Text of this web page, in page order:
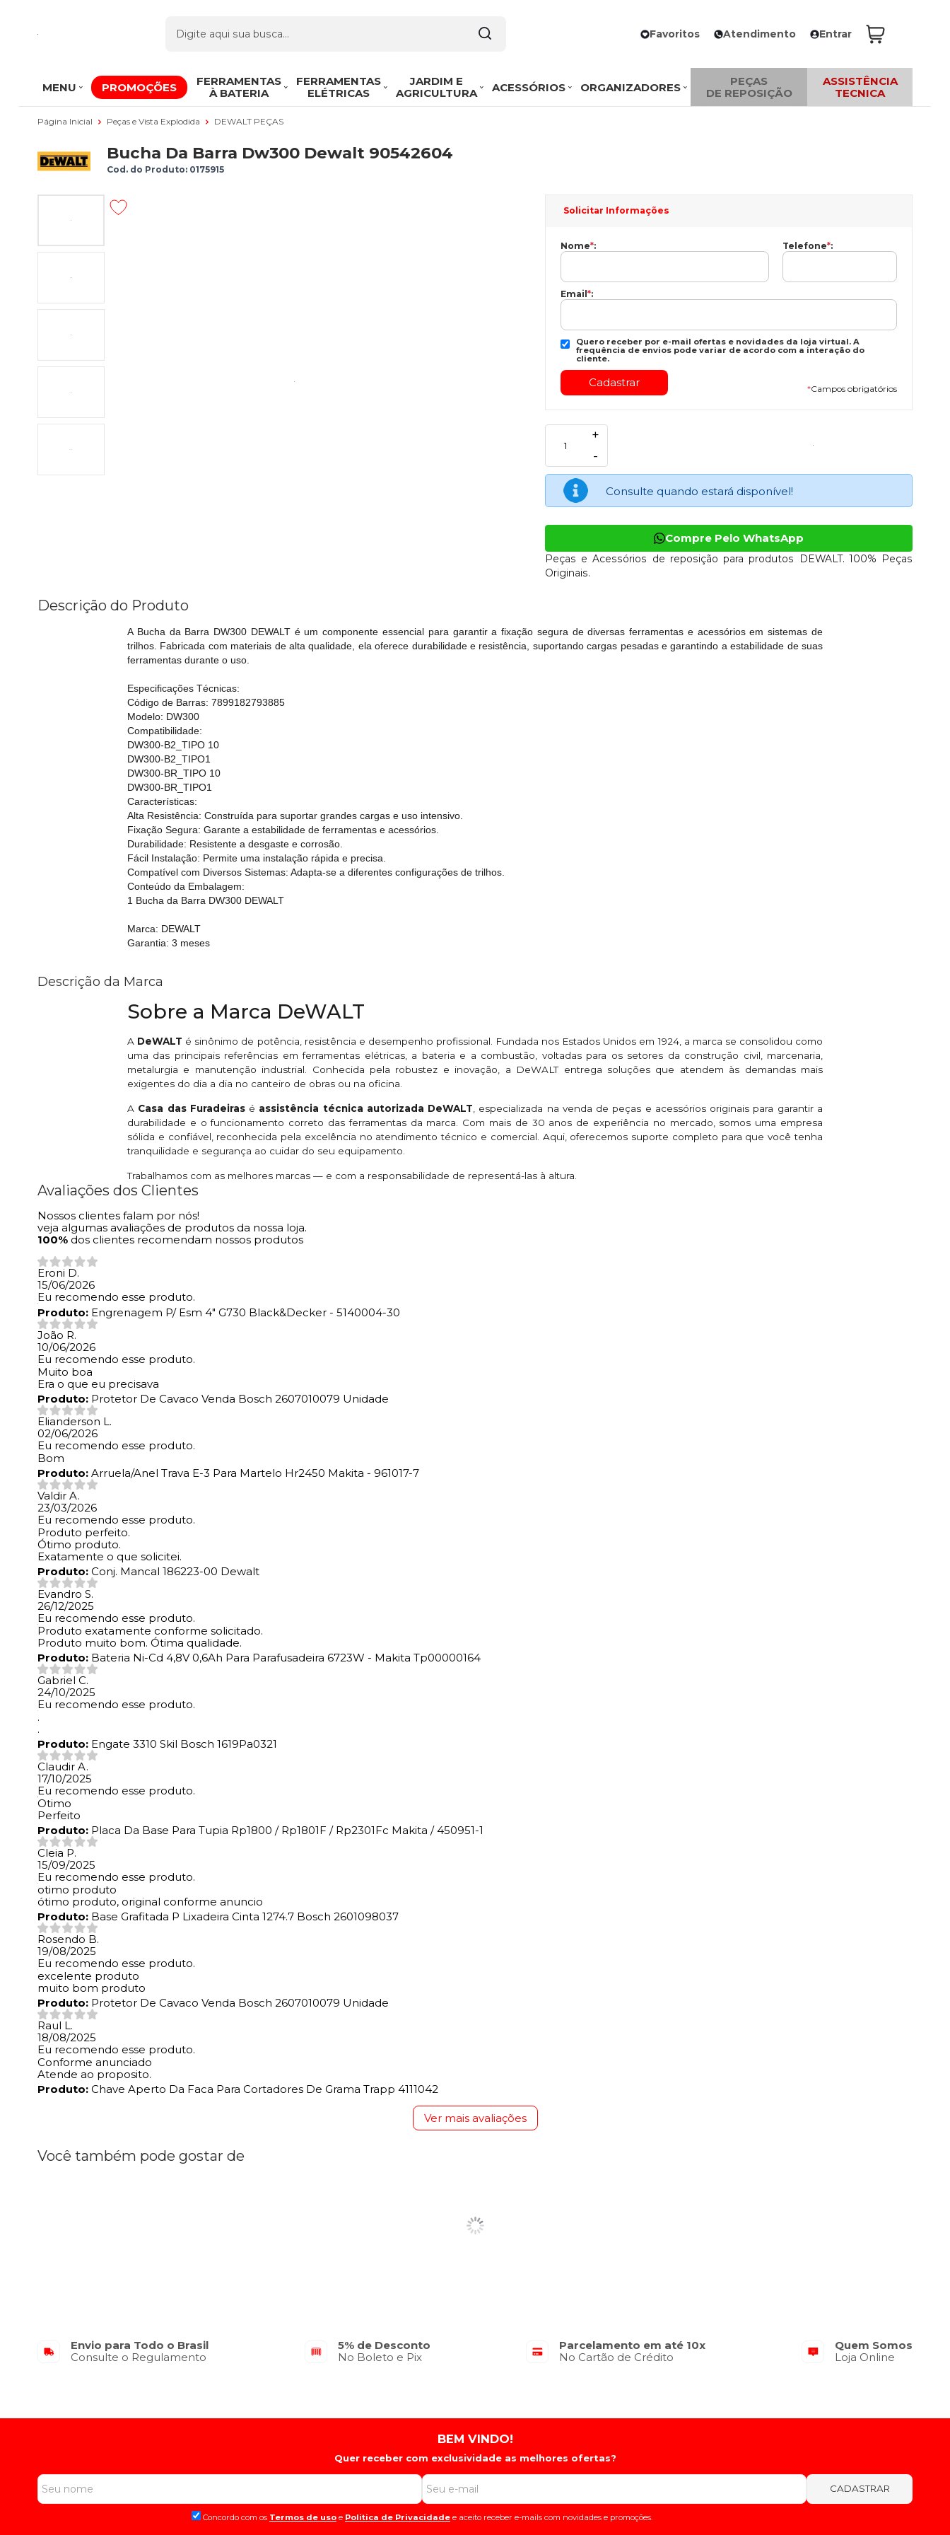
Favoritos Atendimento Entrar
MENU PROMOÇÕES
FERRAMENTAS
À BATERIA
FERRAMENTAS
ELÉTRICAS
JARDIM E
AGRICULTURA
ACESSÓRIOS ORGANIZADORES
PEÇAS
DE REPOSIÇÃO
ASSISTÊNCIA
TECNICA
Página Inicial Peças e Vista Explodida DEWALT PEÇAS
Bucha Da Barra Dw300 Dewalt 90542604
Cod. do Produto: 0175915
Solicitar Informações
Nome*: Telefone*:
Email *:
Quero receber por e-mail ofertas e novidades da loja virtual. A
frequência de envios pode variar de acordo com a interação do
cliente.
*Campos obrigatórios
-
+
Consulte quando estará disponível!
Compre Pelo WhatsApp
Peças e Acessórios de reposição para produtos DEWALT. 100% Peças
Originais.
Descrição do Produto
A Bucha da Barra DW300 DEWALT é um componente essencial para garantir a fixação segura de diversas ferramentas e acessórios em sistemas de
trilhos. Fabricada com materiais de alta qualidade, ela oferece durabilidade e resistência, suportando cargas pesadas e garantindo a estabilidade de suas
ferramentas durante o uso.
Especificações Técnicas:
Código de Barras: 7899182793885
Modelo: DW300
Compatibilidade:
DW300-B2_TIPO 10
DW300-B2_TIPO1
DW300-BR_TIPO 10
DW300-BR_TIPO1
Características:
Alta Resistência: Construída para suportar grandes cargas e uso intensivo.
Fixação Segura: Garante a estabilidade de ferramentas e acessórios.
Durabilidade: Resistente a desgaste e corrosão.
Fácil Instalação: Permite uma instalação rápida e precisa.
Compatível com Diversos Sistemas: Adapta-se a diferentes configurações de trilhos.
Conteúdo da Embalagem:
1 Bucha da Barra DW300 DEWALT
Marca: DEWALT
Garantia: 3 meses
Descrição da Marca
Sobre a Marca DeWALT
A DeWALT é sinônimo de potência, resistência e desempenho profissional. Fundada nos Estados Unidos em 1924, a marca se consolidou como
uma das principais referências em ferramentas elétricas, a bateria e a combustão, voltadas para os setores da construção civil, marcenaria,
metalurgia e manutenção industrial. Conhecida pela robustez e inovação, a DeWALT entrega soluções que atendem às demandas mais
exigentes do dia a dia no canteiro de obras ou na oficina.
A Casa das Furadeirasé assistência técnica autorizada DeWALT , especializada na venda de peças e acessórios originais para garantir a
durabilidade e o funcionamento correto das ferramentas da marca. Com mais de 30 anos de experiência no mercado, somos uma empresa
sólida e confiável, reconhecida pela excelência no atendimento técnico e comercial. Aqui, oferecemos suporte completo para que você tenha
tranquilidade e segurança ao cuidar do seu equipamento.
Trabalhamos com as melhores marcas — e com a responsabilidade de representá-las à altura.
Avaliações dos Clientes
Nossos clientes falam por nós!
veja algumas avaliações de produtos da nossa loja.
100% dos clientes recomendam nossos produtos
Eroni D.
15/06/2026
Eu recomendo esse produto.
Produto: Engrenagem P/ Esm 4" G730 Black&Decker - 5140004-30
João R.
10/06/2026
Eu recomendo esse produto.
Muito boa
Era o que eu precisava
Produto: Protetor De Cavaco Venda Bosch 2607010079 Unidade
Elianderson L.
02/06/2026
Eu recomendo esse produto.
Bom
Produto: Arruela/Anel Trava E-3 Para Martelo Hr2450 Makita - 961017-7
Valdir A.
23/03/2026
Eu recomendo esse produto.
Produto perfeito.
Ótimo produto.
Exatamente o que solicitei.
Produto: Conj. Mancal 186223-00 Dewalt
Evandro S.
26/12/2025
Eu recomendo esse produto.
Produto exatamente conforme solicitado.
Produto muito bom. Ótima qualidade.
Produto: Bateria Ni-Cd 4,8V 0,6Ah Para Parafusadeira 6723W - Makita Tp00000164
Gabriel C.
24/10/2025
Eu recomendo esse produto.
.
.
Produto: Engate 3310 Skil Bosch 1619Pa0321
Claudir A.
17/10/2025
Eu recomendo esse produto.
Otimo
Perfeito
Produto: Placa Da Base Para Tupia Rp1800 / Rp1801F / Rp2301Fc Makita / 450951-1
Cleia P.
15/09/2025
Eu recomendo esse produto.
otimo produto
ótimo produto, original conforme anuncio
Produto: Base Grafitada P Lixadeira Cinta 1274.7 Bosch 2601098037
Rosendo B.
19/08/2025
Eu recomendo esse produto.
excelente produto
muito bom produto
Produto: Protetor De Cavaco Venda Bosch 2607010079 Unidade
Raul L.
18/08/2025
Eu recomendo esse produto.
Conforme anunciado
Atende ao proposito.
Produto: Chave Aperto Da Faca Para Cortadores De Grama Trapp 4111042
Ver mais avaliações
Você também pode gostar de
Envio para Todo o Brasil
Consulte o Regulamento
5% de Desconto
No Boleto e Pix
Parcelamento em até 10x
No Cartão de Crédito
Quem Somos
Loja Online
BEM VINDO!
Quer receber com exclusividade as melhores ofertas?
Concordo com os Termos de uso e Politica de Privacidade e aceito receber e-mails com novidades e promoções.
CADASTRAR